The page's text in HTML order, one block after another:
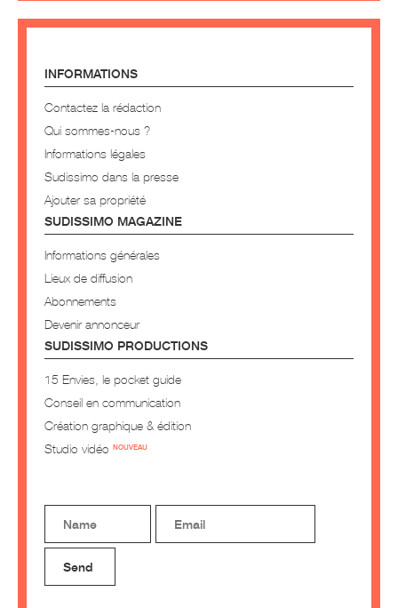
INFORMATIONS
Contactez la rédaction
Qui sommes-nous ?
Informations légales
Sudissimo dans la presse
Ajouter sa propriété
SUDISSIMO MAGAZINE
Informations générales
Lieux de diffusion
Abonnements
Devenir annonceur
SUDISSIMO PRODUCTIONS
15 Envies, le pocket guide
Conseil en communication
Création graphique & édition
Studio vidéo NOUVEAU